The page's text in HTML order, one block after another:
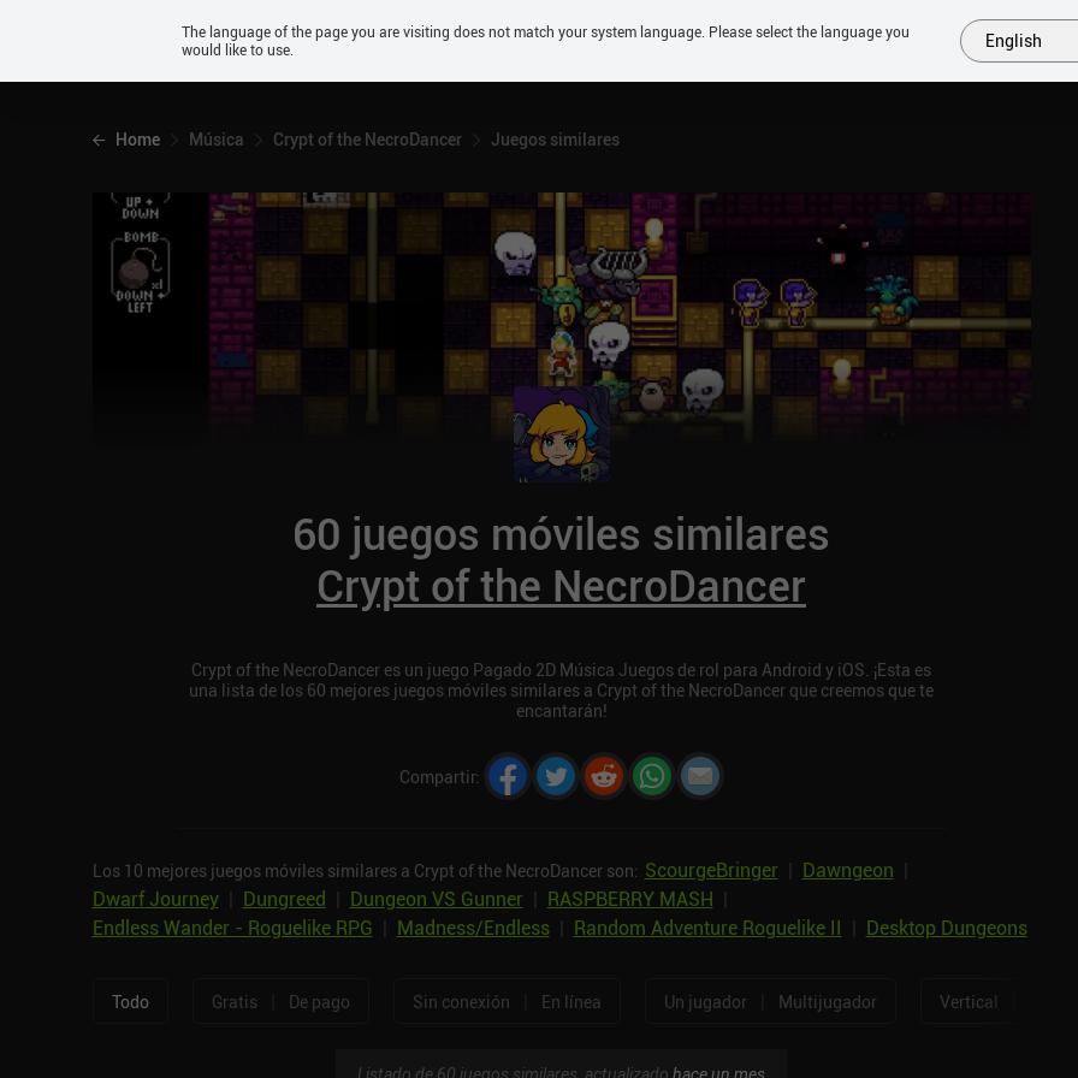
Android
PRÓXIMOS SIMILARES COLECCIONES TOP
Home Música Crypt of the NecroDancer Juegos similares
60 juegos móviles similares
Crypt of the NecroDancer
Crypt of the NecroDancer es un juego Pagado 2D Música Juegos de rol para Android y iOS. ¡Esta es
una lista de los 60 mejores juegos móviles similares a Crypt of the NecroDancer que creemos que te
encantarán!
Compartir:
Los 10 mejores juegos móviles similares a Crypt of the NecroDancer son: ScourgeBringer Dawngeon
Dwarf Journey| Dungreed Dungeon VS Gunner RASPBERRY MASH
Endless Wander - Roguelike RPG
Madness/Endless| Random Adventure Roguelike II Desktop Dungeons
Todo Gratis De pago Sin conexión En línea Un jugador Multijugador Vertical
The language of the page you are visiting does not match your system language. Please select the language you
would like to use.
English